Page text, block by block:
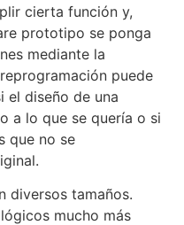
cierta función y,
prototipo se ponga
mediante la
puede
el diseño de una
a lo que se quería o si
que no se
diversos tamaños.
mucho más